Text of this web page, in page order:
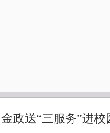
金政送“三服务”进